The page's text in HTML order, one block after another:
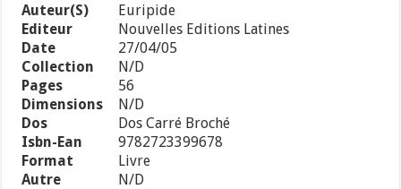
Auteur(s)
Euripide
Editeur
Nouvelles Editions Latines
Date
27/04/05
Collection
N/d
Pages
56
Dimensions
N/d
Dos
Dos Carré Broché
Isbn-Ean
9782723399678
Format
Livre
Autre
N/d